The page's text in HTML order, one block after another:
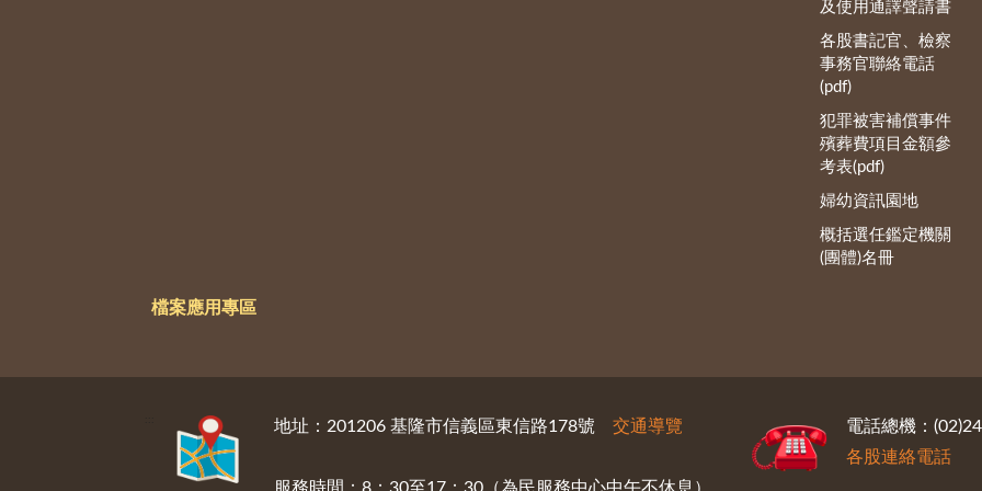
及使用通譯聲請書
各股書記官、檢察
事務官聯絡電話
(pdf)
犯罪被害補償事件
殯葬費項目金額參
考表(pdf)
婦幼資訊園地
概括選任鑑定機關
(團體)名冊
檔案應用專區
地址：201206 基隆市信義區東信路178號 交通導覽
服務時間：8：30至17：30（為民服務中心中午不休息）
電話總機：
各股連絡電話